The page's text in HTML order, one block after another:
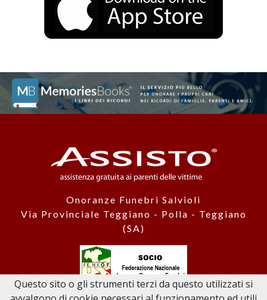
Onoranze Funebri Salvioli
Via Provinciale Teggiano - Polla - Teggiano
(SA)
Questo sito o gli strumenti terzi da questo utilizzati si